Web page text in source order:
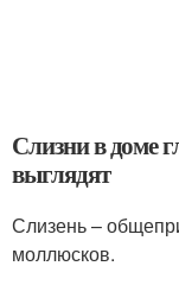
Слизни в доме
выглядят
Слизень –
моллюсков.